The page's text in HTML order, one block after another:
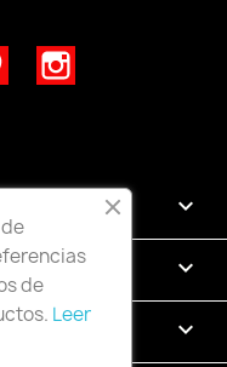
Pinterest



de
Leer